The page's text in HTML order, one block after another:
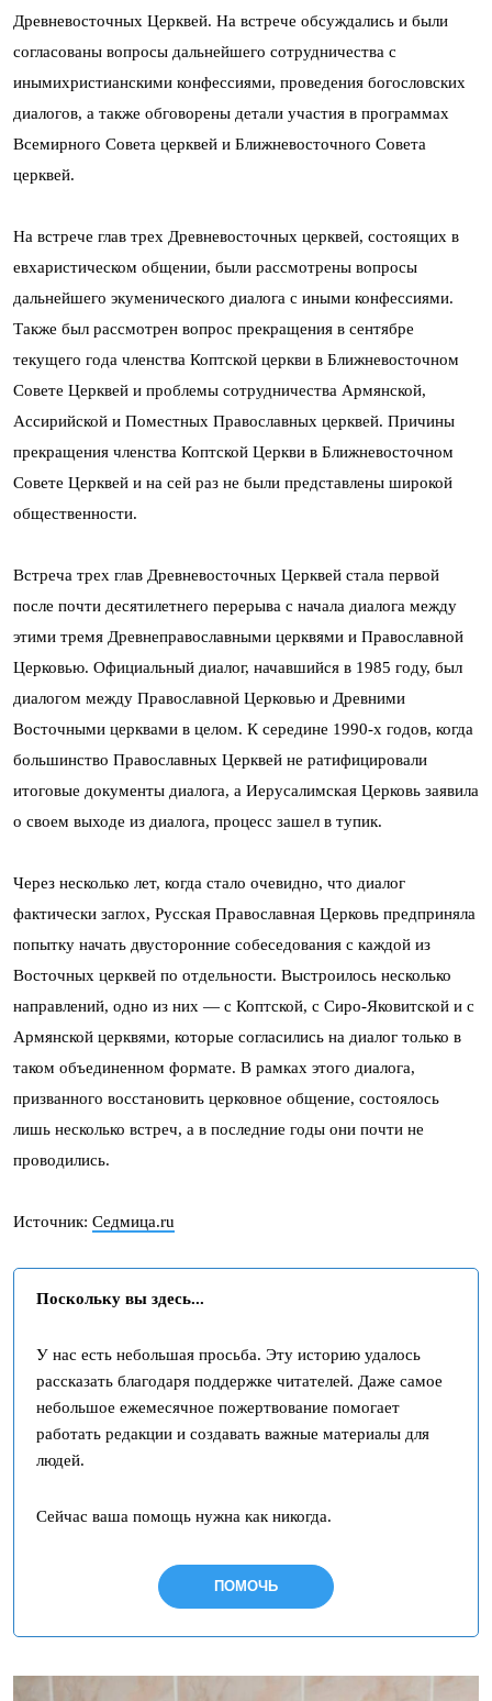
Древневосточных Церквей. На встрече обсуждались и были
согласованы вопросы дальнейшего сотрудничества с
инымихристианскими конфессиями, проведения богословских
диалогов, а также обговорены детали участия в программах
Всемирного Совета церквей и Ближневосточного Совета
церквей.
На встрече глав трех Древневосточных церквей, состоящих в
евхаристическом общении, были рассмотрены вопросы
дальнейшего экуменического диалога с иными конфессиями.
Также был рассмотрен вопрос прекращения в сентябре
текущего года членства Коптской церкви в Ближневосточном
Совете Церквей и проблемы сотрудничества Армянской,
Ассирийской и Поместных Православных церквей. Причины
прекращения членства Коптской Церкви в Ближневосточном
Совете Церквей и на сей раз не были представлены широкой
общественности.
Встреча трех глав Древневосточных Церквей стала первой
после почти десятилетнего перерыва с начала диалога между
этими тремя Древнеправославными церквями и Православной
Церковью. Официальный диалог, начавшийся в 1985 году, был
диалогом между Православной Церковью и Древними
Восточными церквами в целом. К середине 1990-х годов, когда
большинство Православных Церквей не ратифицировали
итоговые документы диалога, а Иерусалимская Церковь заявила
о своем выходе из диалога, процесс зашел в тупик.
Через несколько лет, когда стало очевидно, что диалог
фактически заглох, Русская Православная Церковь предприняла
попытку начать двусторонние собеседования с каждой из
Восточных церквей по отдельности. Выстроилось несколько
направлений, одно из них — с Коптской, с Сиро-Яковитской и с
Армянской церквями, которые согласились на диалог только в
таком объединенном формате. В рамках этого диалога,
призванного восстановить церковное общение, состоялось
лишь несколько встреч, а в последние годы они почти не
проводились.
Источник: Седмица.ru
Поскольку вы здесь...
У нас есть небольшая просьба. Эту историю удалось
рассказать благодаря поддержке читателей. Даже самое
небольшое ежемесячное пожертвование помогает
работать редакции и создавать важные материалы для
людей.
Сейчас ваша помощь нужна как никогда.
ПОМОЧЬ